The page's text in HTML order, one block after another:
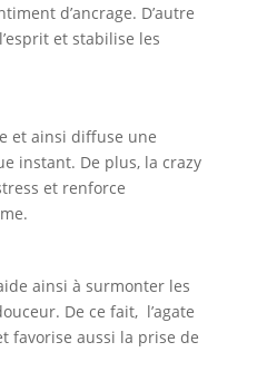
d’ancrage. D’autre
et stabilise les
et ainsi diffuse une
instant. De plus, la crazy
et renforce
ainsi à surmonter les
De ce fait, l’agate
favorise aussi la prise de